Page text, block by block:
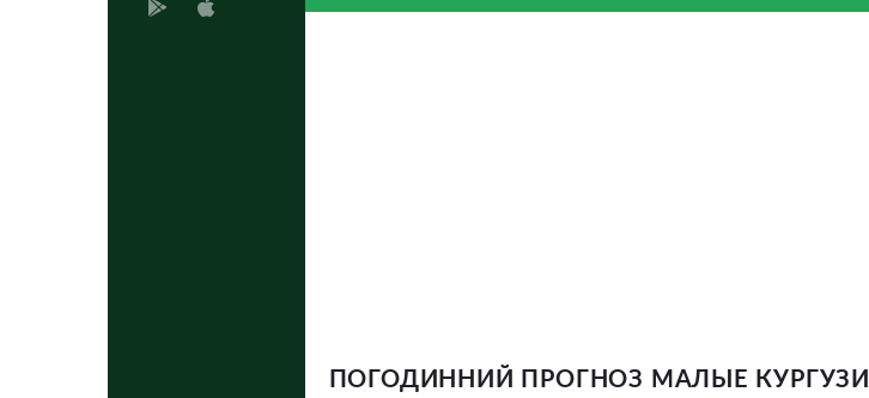
ПОГОДИННИЙ ПРОГНОЗ МАЛЫЕ КУРГУЗИ